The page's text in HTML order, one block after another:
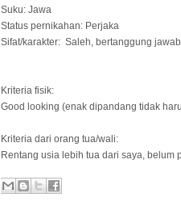
Suku: Jawa
Status pernikahan: Perjaka
Sifat/karakter: Saleh, bertanggung
Kriteria fisik:
Good looking (enak dipandang tidak
Kriteria dari orang tua/wali:
Rentang usia lebih tua dari saya, belum